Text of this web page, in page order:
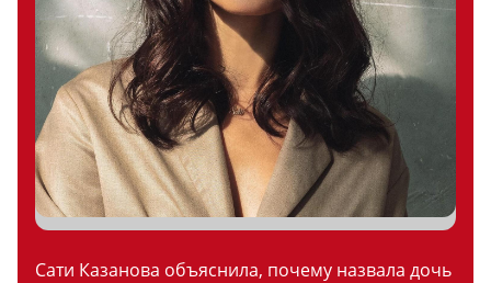
Сати Казанова объяснила, почему назвала дочь